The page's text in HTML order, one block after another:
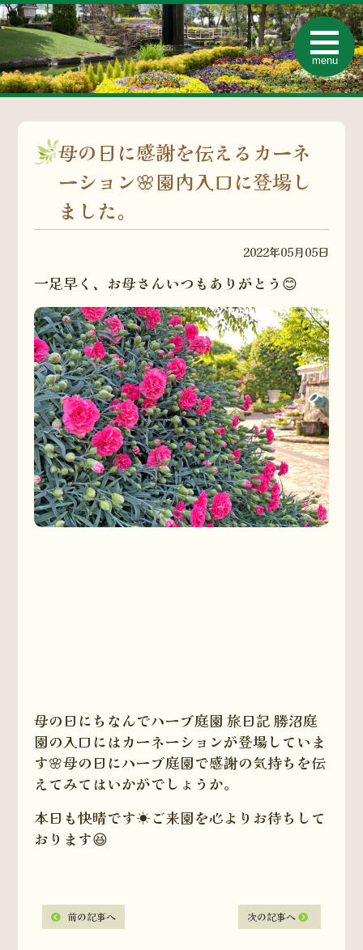
t
o
g
g
l
e
menu
母の日に感謝を伝えるカーネ
ーション🌸園内入口に登場し
ました。
2022年05月05日
一足早く、お母さんいつもありがとう😊
母の日にちなんでハーブ庭園 旅日記 勝沼庭
園の入口にはカーネーションが登場していま
す🌸母の日にハーブ庭園で感謝の気持ちを伝
えてみてはいかがでしょうか。
本日も快晴です☀️ご来園を心よりお待ちして
おります😆
前の記事へ 次の記事へ